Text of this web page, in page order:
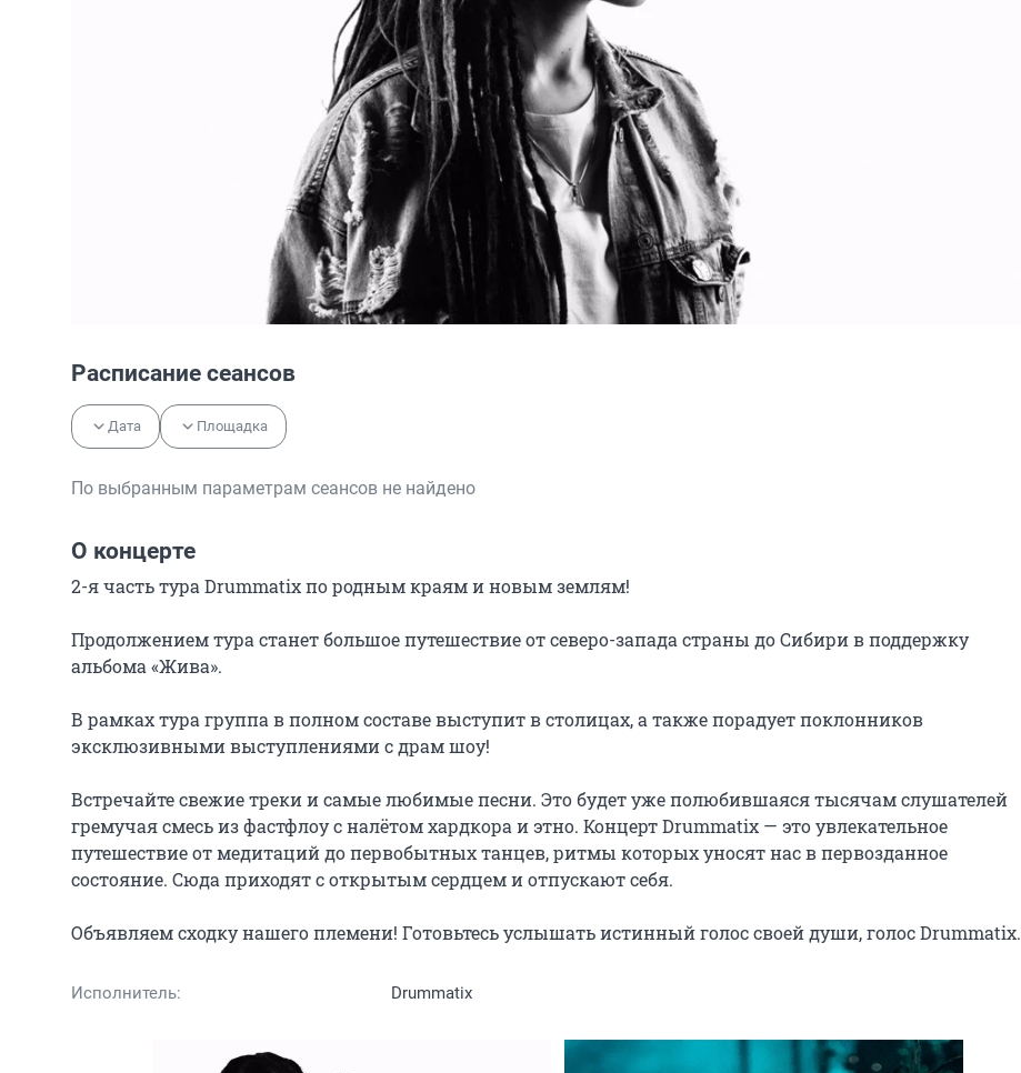
Расписание сеансов
Дата Площадка
По выбранным параметрам сеансов не найдено
О концерте
2-я часть тура Drummatix по родным краям и новым землям!
Продолжением тура станет большое путешествие от северо-запада страны до Сибири в поддержку
альбома «Жива».
В рамках тура группа в полном составе выступит в столицах, а также порадует поклонников
эксклюзивными выступлениями с драм шоу!
Встречайте свежие треки и самые любимые песни. Это будет уже полюбившаяся тысячам слушателей
гремучая смесь из фастфлоу с налётом хардкора и этно. Концерт Drummatix — это увлекательное
путешествие от медитаций до первобытных танцев, ритмы которых уносят нас в первозданное
состояние. Сюда приходят с открытым сердцем и отпускают себя.
Объявляем сходку нашего племени! Готовьтесь услышать истинный голос своей души, голос Drummatix.
Исполнитель: Drummatix